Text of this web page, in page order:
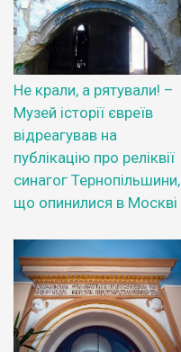
Не крали, а рятували! –
Музей історії євреїв
відреагував на
публікацію про реліквії
синагог Тернопільшини,
що опинилися в Москві